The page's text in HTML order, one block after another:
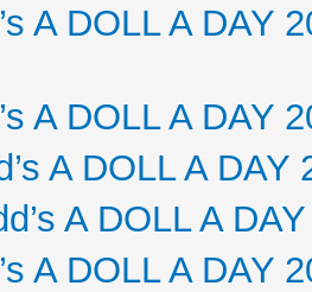
A DOLL A DAY
A DOLL A DAY
A DOLL A DAY
A DOLL A
A DOLL A DAY